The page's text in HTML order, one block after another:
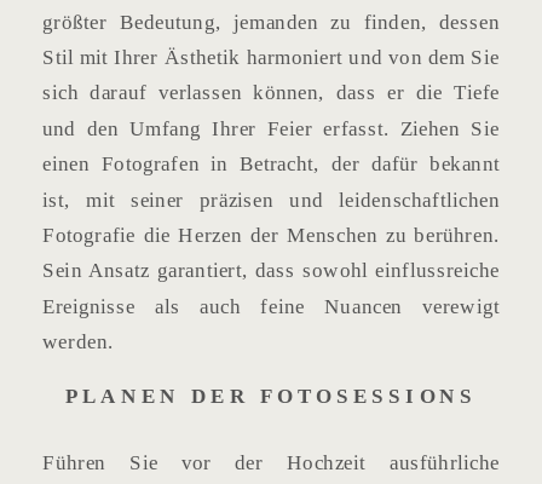
größter Bedeutung, jemanden zu finden, dessen
Stil mit Ihrer Ästhetik harmoniert und von dem Sie
sich darauf verlassen können, dass er die Tiefe
und den Umfang Ihrer Feier erfasst. Ziehen Sie
einen Fotografen in Betracht, der dafür bekannt
ist, mit seiner präzisen und leidenschaftlichen
Fotografie die Herzen der Menschen zu berühren.
Sein Ansatz garantiert, dass sowohl einflussreiche
Ereignisse als auch feine Nuancen verewigt
werden.
PLANEN DER FOTOSESSIONS
Führen Sie vor der Hochzeit ausführliche